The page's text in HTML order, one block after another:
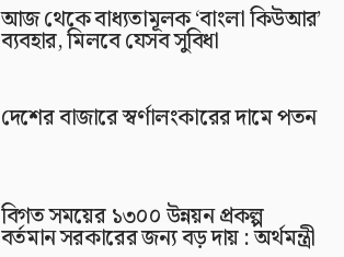
আজ থেকে বাধ্যতামূলক ‘বাংলা কিউআর’
ব্যবহার, মিলবে যেসব সুবিধা
দেশের বাজারে স্বর্ণালংকারের দামে পতন
বিগত সময়ের ১৩০০ উন্নয়ন প্রকল্প
বর্তমান সরকারের জন্য বড় দায় : অর্থমন্ত্রী